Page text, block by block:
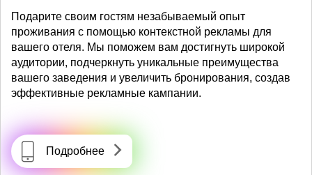
Подарите своим гостям незабываемый опыт
проживания с помощью контекстной рекламы для
вашего отеля. Мы поможем вам достигнуть широкой
аудитории, подчеркнуть уникальные преимущества
вашего заведения и увеличить бронирования, создав
эффективные рекламные кампании.
Подробнее